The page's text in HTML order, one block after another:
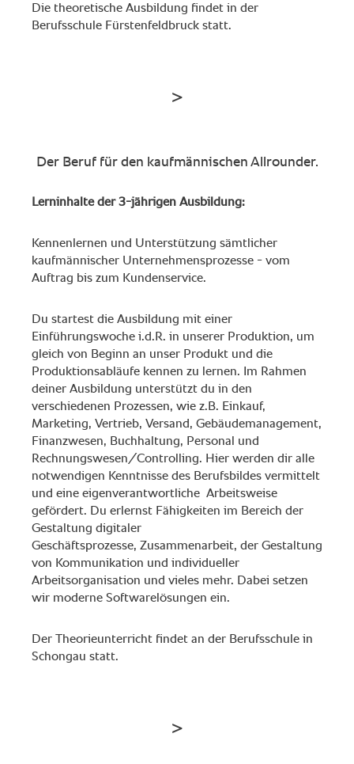
Die theoretische Ausbildung findet in der
Berufsschule Fürstenfeldbruck statt.
Der Beruf für den kaufmännischen Allrounder.
Lerninhalte der 3-jährigen Ausbildung:
Kennenlernen und Unterstützung sämtlicher
kaufmännischer Unternehmensprozesse - vom
Auftrag bis zum Kundenservice.
Du startest die Ausbildung mit einer
Einführungswoche i.d.R. in unserer Produktion, um
gleich von Beginn an unser Produkt und die
Produktionsabläufe kennen zu lernen. Im Rahmen
deiner Ausbildung unterstützt du in den
verschiedenen Prozessen, wie z.B. Einkauf,
Marketing, Vertrieb, Versand, Gebäudemanagement,
Finanzwesen, Buchhaltung, Personal und
Rechnungswesen/Controlling. Hier werden dir alle
notwendigen Kenntnisse des Berufsbildes vermittelt
und eine eigenverantwortliche Arbeitsweise
gefördert. Du erlernst Fähigkeiten im Bereich der
Gestaltung digitaler
Geschäftsprozesse, Zusammenarbeit, der Gestaltung
von Kommunikation und individueller
Arbeitsorganisation und vieles mehr. Dabei setzen
wir moderne Softwarelösungen ein.
Der Theorieunterricht findet an der Berufsschule in
Schongau statt.